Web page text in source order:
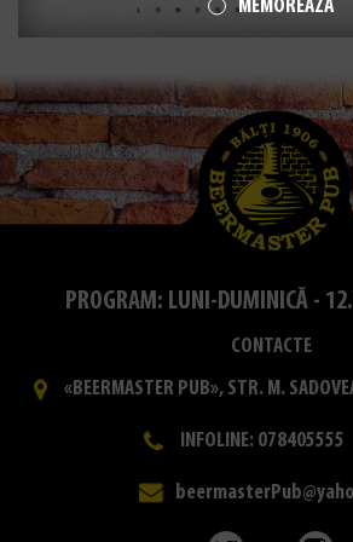
PROGRAM: LUNI-DUMINICĂ -
CONTACTE
«BEERMASTER PUB», STR. M.
INFOLINE: 078405555
MEMOREAZĂ